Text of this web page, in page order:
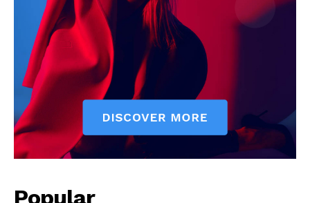
Jagruk Janta
Vishwasniya Hindi Akhbaar
Popular